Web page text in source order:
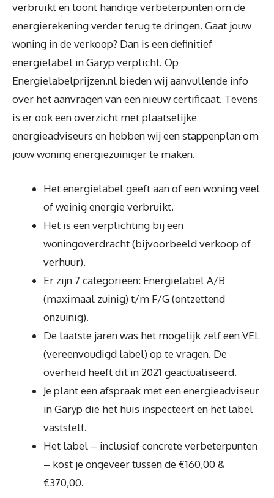
verbruikt en toont handige verbeterpunten om de
energierekening verder terug te dringen. Gaat jouw
woning in de verkoop? Dan is een definitief
energielabel in Garyp verplicht. Op
Energielabelprijzen.nl bieden wij aanvullende info
over het aanvragen van een nieuw certificaat. Tevens
is er ook een overzicht met plaatselijke
energieadviseurs en hebben wij een stappenplan om
jouw woning energiezuiniger te maken.
Het energielabel geeft aan of een woning veel
of weinig energie verbruikt.
Het is een verplichting bij een
woningoverdracht (bijvoorbeeld verkoop of
verhuur).
Er zijn 7 categorieën: Energielabel A/B
(maximaal zuinig) t/m F/G (ontzettend
onzuinig).
De laatste jaren was het mogelijk zelf een VEL
(vereenvoudigd label) op te vragen. De
overheid heeft dit in 2021 geactualiseerd.
Je plant een afspraak met een energieadviseur
in Garyp die het huis inspecteert en het label
vaststelt.
Het label – inclusief concrete verbeterpunten
– kost je ongeveer tussen de €160,00 &
€370,00.